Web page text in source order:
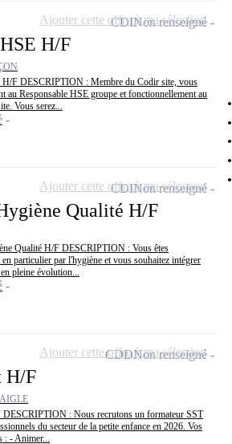
H/F
H/F DESCRIPTION : Membre du Codir site, vous
au Responsable HSE groupe et fonctionnellement au
Vous serez...
CDINon renseigné
Ajouter cette offre à ma sélection
Qualité H/F
Qualité H/F DESCRIPTION : Vous êtes
particulier par l'hygiène et vous souhaitez intégrer
pleine évolution...
CDINon renseigné
Ajouter cette offre à ma sélection
H/F
DESCRIPTION : Nous recrutons un formateur SST
du secteur de la petite enfance en 2026. Vos
: - Animer...
CDDNon renseigné
Ajouter cette offre à ma sélection